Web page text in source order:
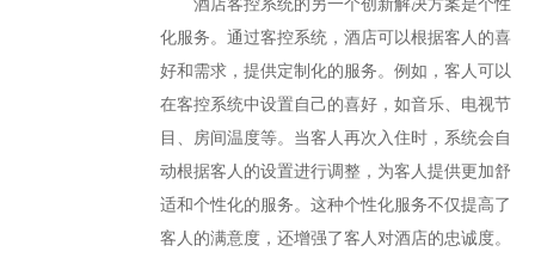
化服务。通过客控系统，酒店可以根据客人的喜
好和需求，提供定制化的服务。例如，客人可以
在客控系统中设置自己的喜好，如音乐、电视节
目、房间温度等。当客人再次入住时，系统会自
动根据客人的设置进行调整，为客人提供更加舒
适和个性化的服务。这种个性化服务不仅提高了
客人的满意度，还增强了客人对酒店的忠诚度。